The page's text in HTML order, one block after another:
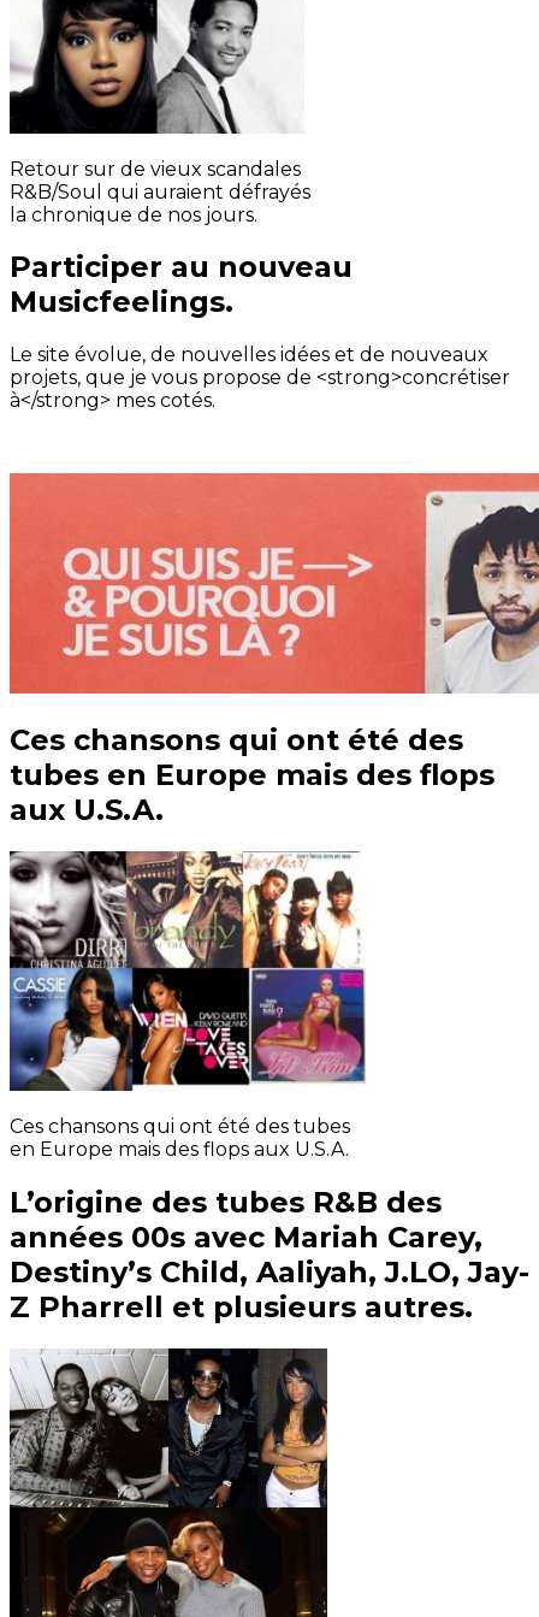
Retour sur de vieux scandales
R&B/Soul qui auraient défrayés
la chronique de nos jours.
Participer au nouveau
Musicfeelings.
Le site évolue, de nouvelles idées et de nouveaux
projets, que je vous propose de <strong>concrétiser
à</strong> mes cotés.
Ces chansons qui ont été des
tubes en Europe mais des flops
aux U.S.A.
Ces chansons qui ont été des tubes
en Europe mais des flops aux U.S.A.
L’origine des tubes R&B des
années 00s avec Mariah Carey,
Destiny’s Child, Aaliyah, J.LO, Jay-
Z Pharrell et plusieurs autres.